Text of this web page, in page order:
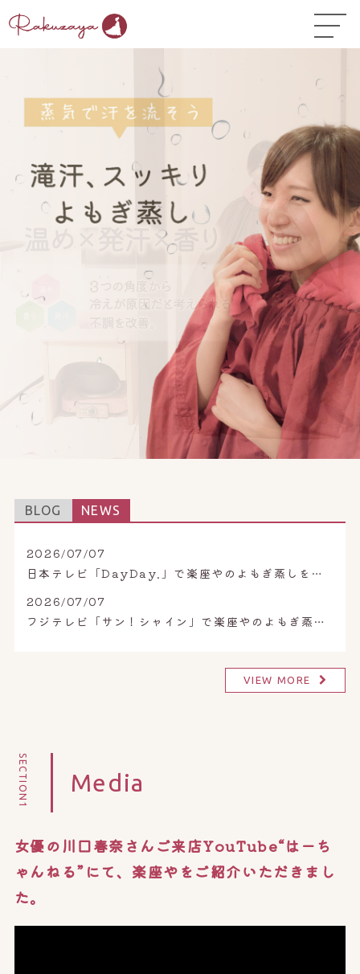
TOP
はじめての方へ
お悩み温活ガイド
▼
店舗一覧
オンラインストア▼
開業サポート▼
BLOG NEWS
2026/07/07
日本テレビ「DayDay.」で楽座やのよもぎ蒸しを取り上げていただきました。
2026/07/07
フジテレビ「サン！シャイン」で楽座やのよもぎ蒸しが特集されました。
VIEW MORE
Media
SECTION1
女優の川口春奈さんご来店YouTube“はーち
ゃんねる”にて、楽座やをご紹介いただきまし
た。